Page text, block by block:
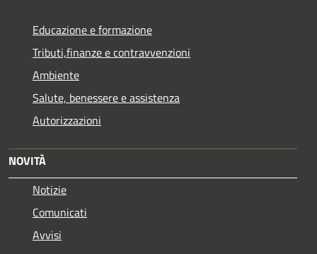
Educazione e formazione
Tributi,finanze e contravvenzioni
Ambiente
Salute, benessere e assistenza
Autorizzazioni
NOVITÀ
Notizie
Comunicati
Avvisi